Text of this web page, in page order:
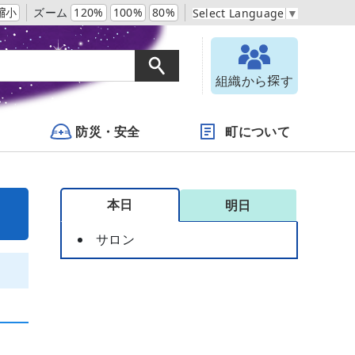
小 ズーム 120% 100% 80% Select Language ▼
組織から探す
防災・安全 町について
本日
明日
サロン